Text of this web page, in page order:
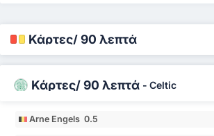
Κάρτες/ 90 λεπτά
Κάρτες/ 90 λεπτά - Celtic
Arne Engels 0.5